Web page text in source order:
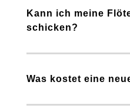
Kann ich meine
schicken?
Was kostet eine